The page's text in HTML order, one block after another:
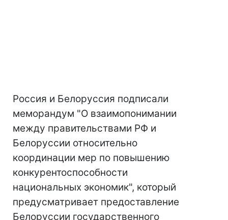
Россия и Белоруссия подписали
меморандум "О взаимопонимании
между правительствами РФ и
Белоруссии относительно
координации мер по повышению
конкурентоспособности
национальных экономик", который
предусматривает предоставление
Белоруссии государственного